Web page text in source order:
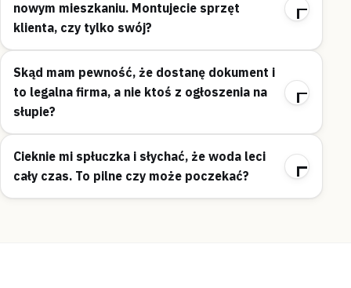
nowym mieszkaniu. Montujecie sprzęt
klienta, czy tylko swój?
Skąd mam pewność, że dostanę dokument i
to legalna firma, a nie ktoś z ogłoszenia na
słupie?
Cieknie mi spłuczka i słychać, że woda leci
cały czas. To pilne czy może poczekać?